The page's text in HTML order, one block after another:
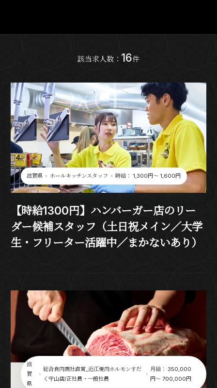
該当求人数： 16件
滋賀県 ホールキッチンスタッフ 時給： 1,300円〜 1,600円
【時給1300円】ハンバーガー店のリー
ダー候補スタッフ（土日祝メイン／大学
生・フリーター活躍中／まかないあり）
滋
賀
県
総合食肉商社直営_近江焼肉ホルモンすだ
く守山店/正社員・一般社員
月給： 350,000
円〜 700,000円